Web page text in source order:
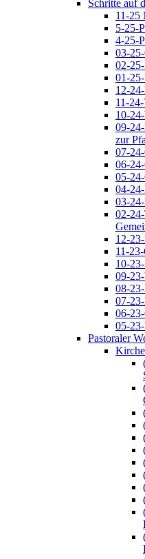
Schritte auf
11-25
5-25-
4-25-
03-
02-
01-
12-
11-
10-
09-
zur
07-
06-
05-
04-
03-
02-
12-
11-
10-
09-
08-
07-
06-
05-
Pastoraler